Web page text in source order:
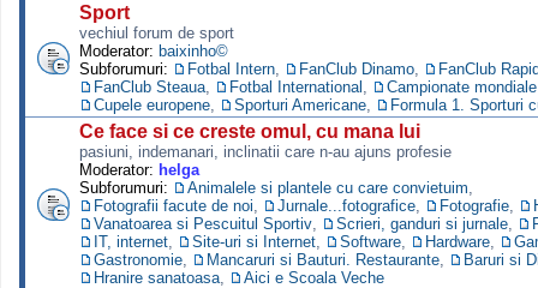
Sport
vechiul forum de sport
Moderator: baixinho©
Subforumuri:
Fotbal Intern FanClub Dinamo
FanClub
FanClub Steaua
Fotbal International
Campionate
Cupele europene
Sporturi Americane Formula 1. Sporturi
Ce face si ce creste omul, cu mana lui
pasiuni, indemanari, inclinatii care n-au ajuns profesie
Moderator: helga
Subforumuri:
Animalele si plantele cu care convietuim
Fotografii facute de noi
Jurnale...fotografice Fotografie
Vanatoarea si Pescuitul Sportiv
Scrieri, ganduri si jurnale
IT, internet
Site-uri si Internet Software Hardware
Gastronomie
Mancaruri si Bauturi. Restaurante
Baruri si
Hranire sanatoasa
Aici e Scoala Veche